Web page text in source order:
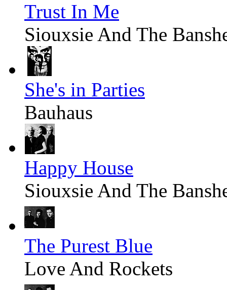
Trust In Me
Siouxsie And The
She's in Parties
Bauhaus
Happy House
Siouxsie And The
The Purest Blue
Love And Rockets